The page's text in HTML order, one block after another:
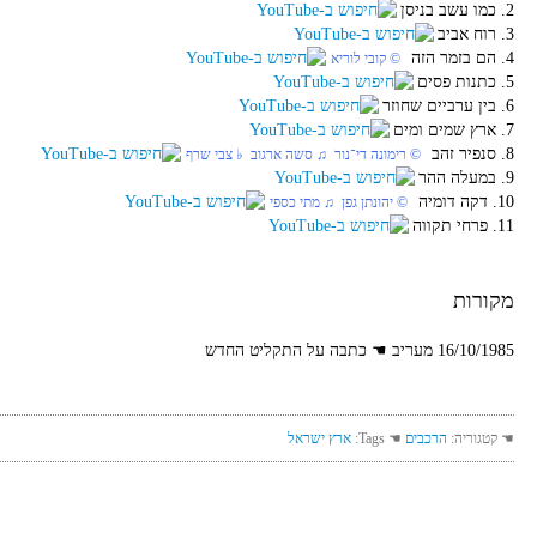
2. כמו עשב בניסן
3. רוח אביב
4. הם בזמר הזה
‏ © קובי לוריא
5. כתנות פסים
6. בין ערביים שחוזר
7. ארץ שמים ומים
8. סנפיר זהב
‏ © רימונה די־נור‏ ♫ סשה ארגוב‏ ♭ צבי שרף
9. במעלה ההר
10. דקה דומיה
‏ © יהונתן גפן‏ ♫ מתי כספי
11. פרחי תקווה
מקורות
16/10/1985 מעריב ☚ כתבה על התקליט החדש
☚ קטגוריה: הרכבים ☚ Tags: ארץ ישראל